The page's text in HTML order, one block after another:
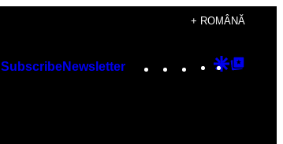
+ ROMÂNĂ
SubscribeNewsletter Instagram
TikTok
YouTube
Google